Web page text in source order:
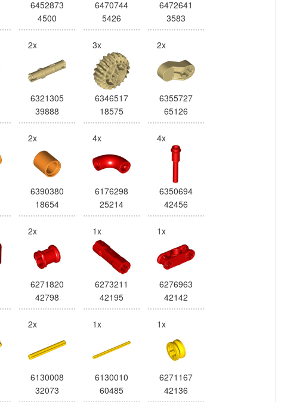
6452873
4500
6470744
5426
6472641
3583
2x
6321305
39888
3x
6346517
18575
2x
6355727
65126
2x
6390380
18654
4x
6176298
25214
4x
6350694
42456
2x
6271820
42798
1x
6273211
42195
1x
6276963
42142
2x
6130008
32073
1x
6130010
60485
1x
6271167
42136